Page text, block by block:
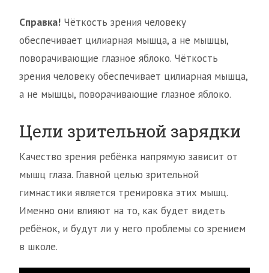
Справка! Чёткость зрения человеку
обеспечивает цилиарная мышца, а не мышцы,
поворачивающие глазное яблоко. Чёткость
зрения человеку обеспечивает цилиарная мышца,
а не мышцы, поворачивающие глазное яблоко.
Цели зрительной зарядки
Качество зрения ребёнка напрямую зависит от
мышц глаза. Главной целью зрительной
гимнастики является тренировка этих мышц.
Именно они влияют на то, как будет видеть
ребёнок, и будут ли у него проблемы со зрением
в школе.